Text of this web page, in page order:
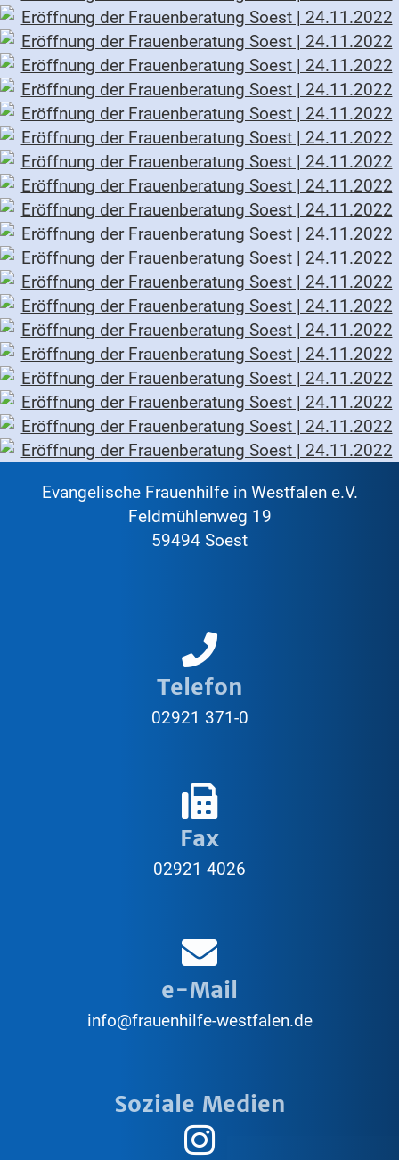
Evangelische Frauenhilfe in Westfalen e.V.
Feldmühlenweg 19
59494 Soest
Telefon
02921 371-0
Fax
02921 4026
e-Mail
info@frauenhilfe-westfalen.de
Soziale Medien